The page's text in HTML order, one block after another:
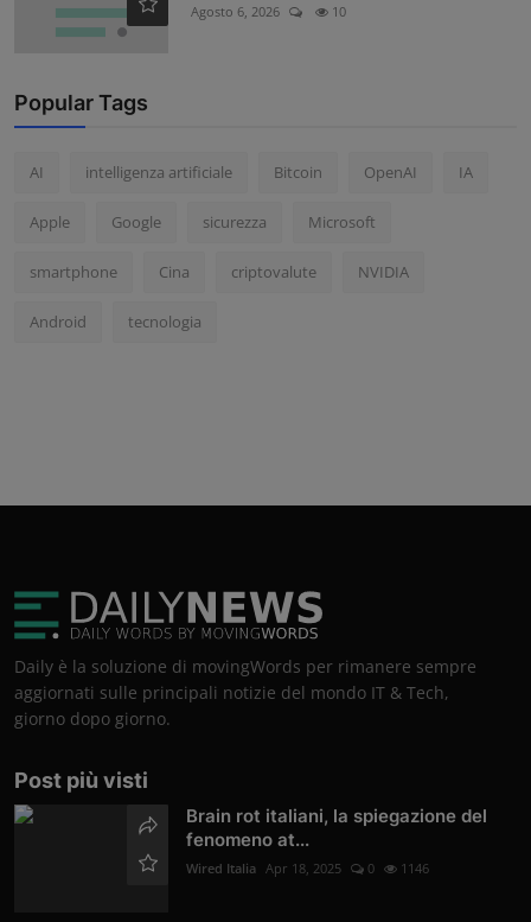
Agosto 6, 2026 10
Popular Tags
AI intelligenza artificiale Bitcoin OpenAI IA
Apple Google sicurezza Microsoft
smartphone Cina criptovalute NVIDIA
Android tecnologia
Daily è la soluzione di movingWords per rimanere sempre
aggiornati sulle principali notizie del mondo IT & Tech,
giorno dopo giorno.
Post più visti
Brain rot italiani, la spiegazione del
fenomeno at...
Wired Italia Apr 18, 2025 0 1146